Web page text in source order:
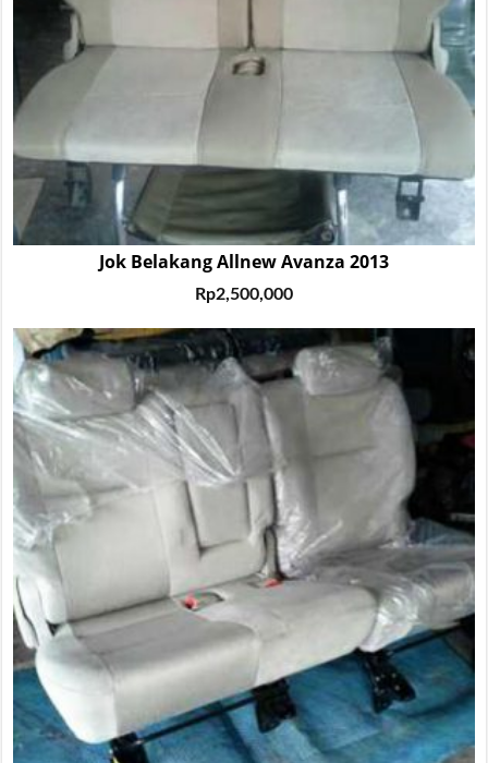
Jok Belakang Allnew Avanza 2013
Rp2,500,000